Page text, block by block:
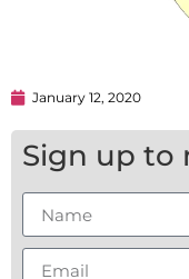
January 12, 2020
Sign up to